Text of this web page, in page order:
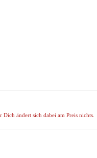
ändert sich dabei am Preis nichts.